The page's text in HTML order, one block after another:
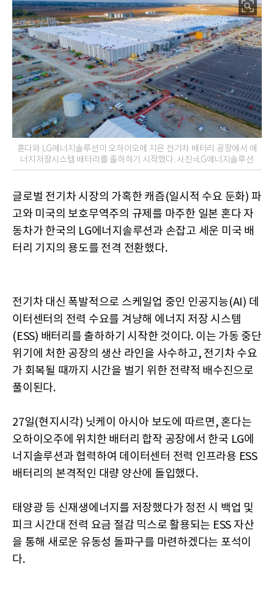
혼다와 LG에너지솔루션이 오하이오에 지은 전기차 배터리 공장에서 에
너지저장시스템 배터리를 출하하기 시작했다. 사진=LG에너지솔루션
글로벌 전기차 시장의 가혹한 캐즘(일시적 수요 둔화) 파
고와 미국의 보호무역주의 규제를 마주한 일본 혼다 자
동차가 한국의 LG에너지솔루션과 손잡고 세운 미국 배
터리 기지의 용도를 전격 전환했다.
전기차 대신 폭발적으로 스케일업 중인 인공지능(AI) 데
이터센터의 전력 수요를 겨냥해 에너지 저장 시스템
(ESS) 배터리를 출하하기 시작한 것이다. 이는 가동 중단
위기에 처한 공장의 생산 라인을 사수하고, 전기차 수요
가 회복될 때까지 시간을 벌기 위한 전략적 배수진으로
풀이된다.
27일(현지시각) 닛케이 아시아 보도에 따르면, 혼다는
오하이오주에 위치한 배터리 합작 공장에서 한국 LG에
너지솔루션과 협력하여 데이터센터 전력 인프라용 ESS
배터리의 본격적인 대량 양산에 돌입했다.
태양광 등 신재생에너지를 저장했다가 정전 시 백업 및
피크 시간대 전력 요금 절감 믹스로 활용되는 ESS 자산
을 통해 새로운 유동성 돌파구를 마련하겠다는 포석이
다.